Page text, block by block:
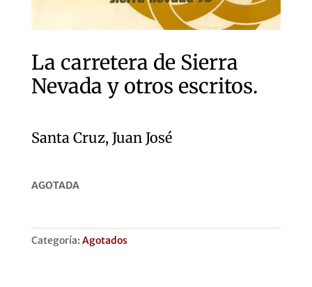
La carretera de Sierra
Nevada y otros escritos.
Santa Cruz, Juan José
AGOTADA
Categoría:Agotados